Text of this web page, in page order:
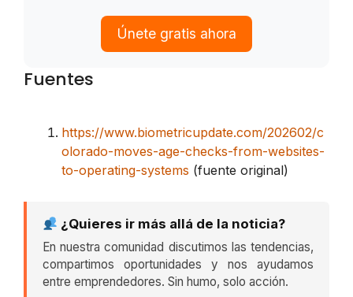
Únete gratis ahora
Fuentes
https://www.biometricupdate.com/202602/c
olorado-moves-age-checks-from-websites-
to-operating-systems (fuente original)
¿Quieres ir más allá de la noticia?
En nuestra comunidad discutimos las tendencias,
compartimos oportunidades y nos ayudamos
entre emprendedores. Sin humo, solo acción.